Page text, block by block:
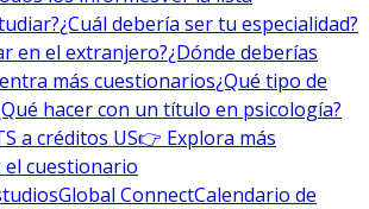
¿Cuál debería ser tu especialidad?
en el extranjero?¿Dónde deberías
más cuestionarios¿Qué tipo de
hacer con un título en psicología?
a créditos US👉 Explora más
el cuestionario
Global ConnectCalendario de